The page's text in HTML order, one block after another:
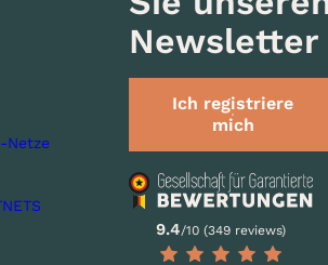
Netze
Newsletter
Ich registriere
mich
9.4/10 (349 reviews)